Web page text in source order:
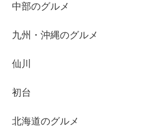
中部のグルメ
九州・沖縄のグルメ
仙川
初台
北海道のグルメ